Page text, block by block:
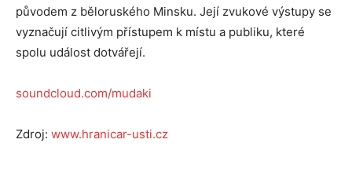
původem z běloruského Minsku. Její zvukové výstupy se
vyznačují citlivým přístupem k místu a publiku, které
spolu událost dotvářejí.
soundcloud.com/mudaki
Zdroj: www.hranicar-usti.cz